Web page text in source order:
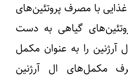
با مصرف پروتئین‌های
گیاهی به دست
آرژنین را به عنوان مکمل
مکمل‌های ال آرژنین